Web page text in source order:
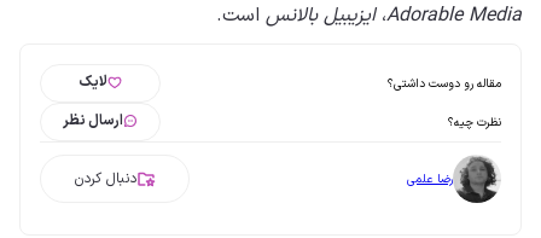
Adorable Media،ایزیبیل بالانس است.
مقاله رو دوست داشتی؟ لایک
نظرت چیه؟ ارسال نظر
رضا علمی دنبال کردن